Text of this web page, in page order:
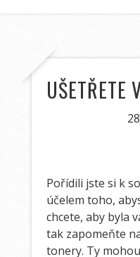
UŠETŘETE
Pořídili jste si k
účelem toho,
chcete, aby byla
tak zapomeňte
tonery. Ty